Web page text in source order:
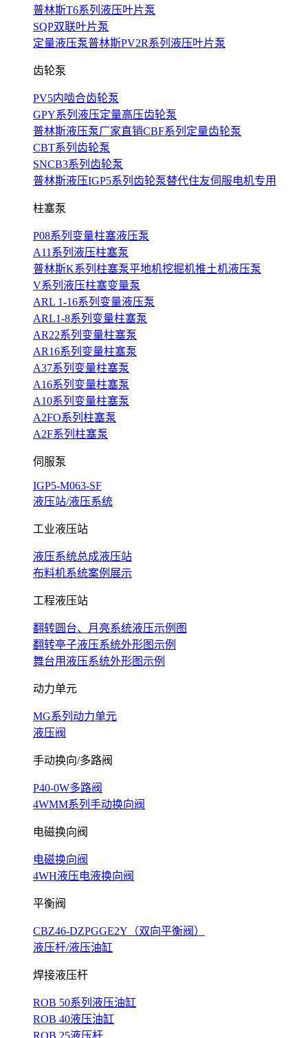
普林斯T6系列液压叶片泵
SQP双联叶片泵
定量液压泵普林斯PV2R系列液压叶片泵
齿轮泵
PV5内啮合齿轮泵
GPY系列液压定量高压齿轮泵
普林斯液压泵厂家直销CBF系列定量齿轮泵
CBT系列齿轮泵
SNCB3系列齿轮泵
普林斯液压IGP5系列齿轮泵替代住友伺服电机专用
柱塞泵
P08系列变量柱塞液压泵
A11系列液压柱塞泵
普林斯K系列柱塞泵平地机挖掘机推土机液压泵
V系列液压柱塞变量泵
ARL 1-16系列变量液压泵
ARL1-8系列变量柱塞泵
AR22系列变量柱塞泵
AR16系列变量柱塞泵
A37系列变量柱塞泵
A16系列变量柱塞泵
A10系列变量柱塞泵
A2FO系列柱塞泵
A2F系列柱塞泵
伺服泵
IGP5-M063-SF
液压站/液压系统
工业液压站
液压系统总成液压站
布料机系统案例展示
工程液压站
翻转圆台、月亮系统液压示例图
翻转亭子液压系统外形图示例
舞台用液压系统外形图示例
动力单元
MG系列动力单元
液压阀
手动换向/多路阀
P40-0W多路阀
4WMM系列手动换向阀
电磁换向阀
电磁换向阀
4WH液压电液换向阀
平衡阀
CBZ46-DZPGGE2Y（双向平衡阀）
液压杆/液压油缸
焊接液压杆
ROB 50系列液压油缸
ROB 40液压油缸
ROB 25液压杆